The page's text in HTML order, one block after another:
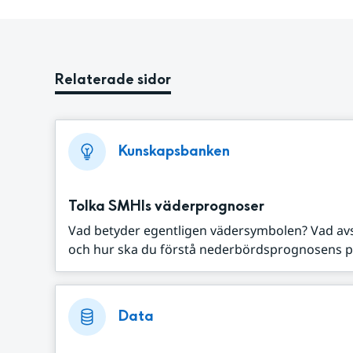
Relaterade sidor
Kunskapsbanken
Tolka SMHIs väderprognoser
Vad betyder egentligen vädersymbolen? Vad
och hur ska du förstå nederbördsprognosens
Data